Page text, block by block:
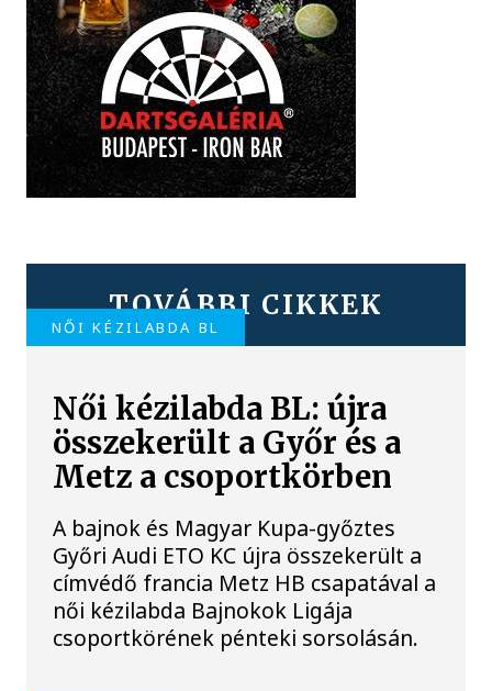
TOVÁBBI CIKKEK
NŐI KÉZILABDA BL
Női kézilabda BL: újra
összekerült a Győr és a
Metz a csoportkörben
A bajnok és Magyar Kupa-győztes
Győri Audi ETO KC újra összekerült a
címvédő francia Metz HB csapatával a
női kézilabda Bajnokok Ligája
csoportkörének pénteki sorsolásán.